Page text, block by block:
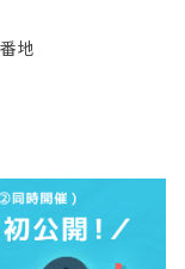
地